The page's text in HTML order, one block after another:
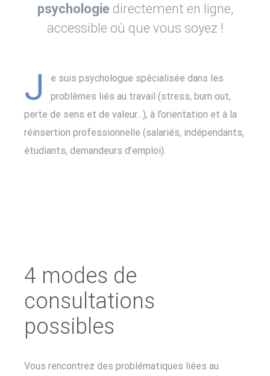
psychologie directement en ligne,
accessible où que vous soyez !
J
e suis psychologue spécialisée dans les
problèmes liés au travail (stress, burn out,
perte de sens et de valeur…), à l’orientation et à la
réinsertion professionnelle (salariés, indépendants,
étudiants, demandeurs d’emploi).
4 modes de
consultations
possibles
Vous rencontrez des problématiques liées au